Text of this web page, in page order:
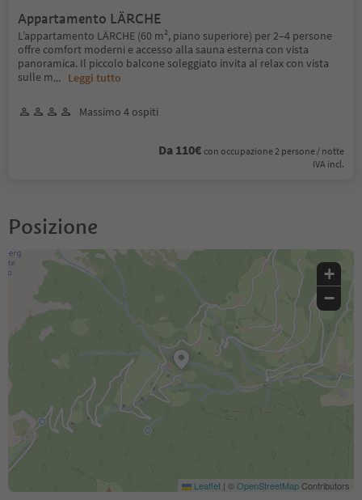
Appartamento LÄRCHE
L’appartamento LÄRCHE (60 m², piano superiore) per 2–4 persone
offre comfort moderni e accesso alla sauna esterna con vista
panoramica. Il piccolo balcone soleggiato invita al relax con vista
sulle m... Leggi tutto
Massimo 4 ospiti
Da 110€ con occupazione 2 persone / notte
IVA incl.
Posizione
+
−
Leaflet | ©OpenStreetMapContributors